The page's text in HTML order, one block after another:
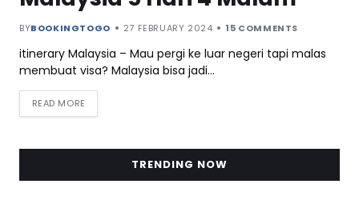
BYBOOKINGTOGO 27 FEBRUARY 2024 15 COMMENTS
itinerary Malaysia – Mau pergi ke luar negeri tapi malas
membuat visa? Malaysia bisa jadi…
READ MORE
TRENDING NOW